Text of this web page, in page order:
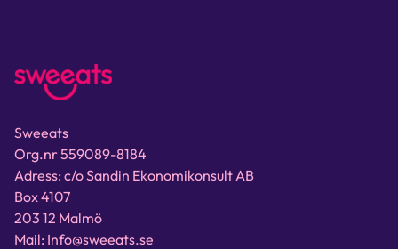
Sweeats
Org.nr 559089-8184
Adress: c/o Sandin Ekonomikonsult AB
Box 4107
203 12 Malmö
Mail: Info@sweeats.se